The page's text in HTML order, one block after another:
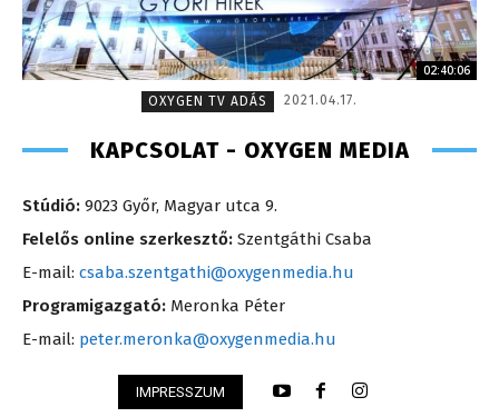
02:40:06
OXYGEN TV ADÁS
2021.04.17.
KAPCSOLAT - OXYGEN MEDIA
Stúdió: 9023 Győr, Magyar utca 9.
Felelős online szerkesztő: Szentgáthi Csaba
E-mail: csaba.szentgathi@oxygenmedia.hu
Programigazgató: Meronka Péter
E-mail: peter.meronka@oxygenmedia.hu
IMPRESSZUM